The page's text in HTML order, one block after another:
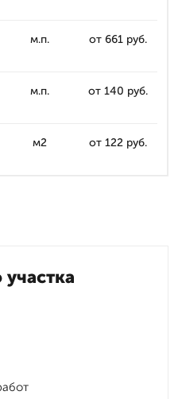
м.п. от 661 руб.
м.п. от 140 руб.
м2 от 122 руб.